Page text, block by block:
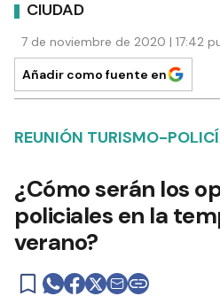
CIUDAD
7 de noviembre de 2020 | 17:42
Añadir como fuente en
REUNIÓN TURISMO-
¿Cómo serán los
policiales en la
verano?